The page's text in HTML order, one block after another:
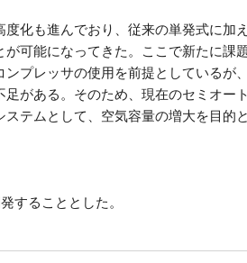
化も進んでおり、従来の単発式に加
可能になってきた。ここで新たに課
プレッサの使用を前提としているが
がある。そのため、現在のセミオー
テムとして、空気容量の増大を目的
することとした。